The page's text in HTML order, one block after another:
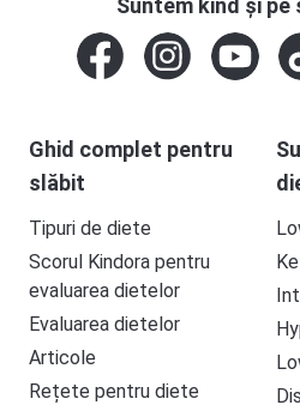
Ghid complet pentru
slăbit
Tipuri de diete
Scorul Kindora pentru
evaluarea dietelor
Evaluarea dietelor
Articole
Rețete pentru diete